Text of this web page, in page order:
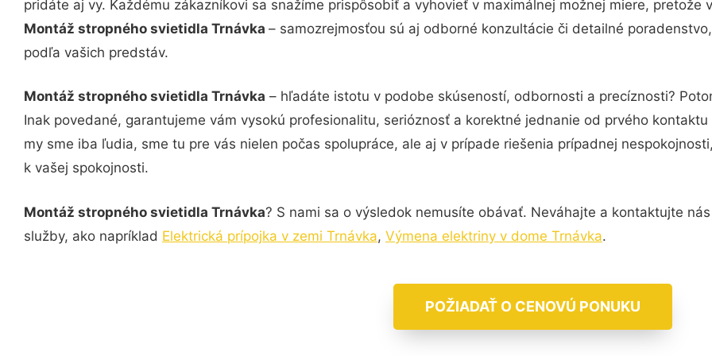
pridáte aj vy. Každému zákazníkovi sa snažíme prispôsobiť a vyhovieť v maximálnej možnej miere,
Montáž stropného svietidla Trnávka – samozrejmosťou sú aj odborné konzultácie či detailné
podľa vašich predstáv.
Montáž stropného svietidla Trnávka – hľadáte istotu v podobe skúseností, odbornosti a precíznosti?
Inak povedané, garantujeme vám vysokú profesionalitu, serióznosť a korektné jednanie od prvého
my sme iba ľudia, sme tu pre vás nielen počas spolupráce, ale aj v prípade riešenia prípadnej
k vašej spokojnosti.
Montáž stropného svietidla Trnávka? S nami sa o výsledok nemusíte obávať. Neváhajte a kontaktujte
služby, ako napríklad Elektrická prípojka v zemi Trnávka, Výmena elektriny v dome Trnávka.
POŽIADAŤ O CENOVÚ PONUKU